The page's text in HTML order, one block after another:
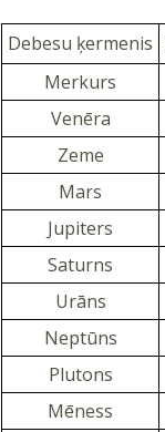
Debesu ķermenis
Merkurs
Venēra
Zeme
Mars
Jupiters
Saturns
Urāns
Neptūns
Plutons
Mēness